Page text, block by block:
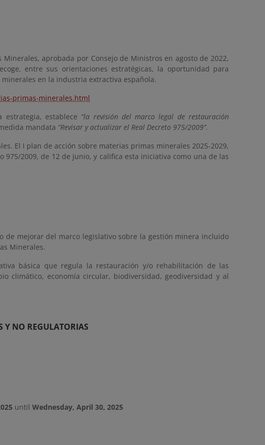
aprobada por Consejo de Ministros en agosto de 2022,
entre sus orientaciones estratégicas, la oportunidad para
en la industria extractiva española.
primas-minerales.html
establece “la revisión del marco legal de restauración
mandata “Revisar y actualizar el Real Decreto 975/2009”.
El I plan de acción sobre materias primas minerales 2025-2029,
2009, de 12 de junio, y califica esta iniciativa como una de las
de mejorar del marco legislativo sobre la gestión minera incluido
Minerales.
básica que regula la restauración y/o rehabilitación de las
climático, economía circular, biodiversidad, geodiversidad y al
Y NO REGULATORIAS
until Wednesday, April 30, 2025